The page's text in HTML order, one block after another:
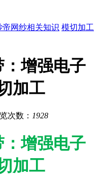
帝网纱相关知识 模切加工
增强电子
加工
次数： 1928
增强电子
加工